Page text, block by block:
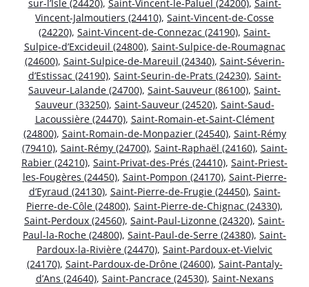
sur-l’Isle (24420), Saint-Vincent-le-Paluel (24200), Saint-
Vincent-Jalmoutiers (24410), Saint-Vincent-de-Cosse
(24220), Saint-Vincent-de-Connezac (24190), Saint-
Sulpice-d’Excideuil (24800), Saint-Sulpice-de-Roumagnac
(24600), Saint-Sulpice-de-Mareuil (24340), Saint-Séverin-
d’Estissac (24190), Saint-Seurin-de-Prats (24230), Saint-
Sauveur-Lalande (24700), Saint-Sauveur (86100), Saint-
Sauveur (33250), Saint-Sauveur (24520), Saint-Saud-
Lacoussière (24470), Saint-Romain-et-Saint-Clément
(24800), Saint-Romain-de-Monpazier (24540), Saint-Rémy
(79410), Saint-Rémy (24700), Saint-Raphaël (24160), Saint-
Rabier (24210), Saint-Privat-des-Prés (24410), Saint-Priest-
les-Fougères (24450), Saint-Pompon (24170), Saint-Pierre-
d’Eyraud (24130), Saint-Pierre-de-Frugie (24450), Saint-
Pierre-de-Côle (24800), Saint-Pierre-de-Chignac (24330),
Saint-Perdoux (24560), Saint-Paul-Lizonne (24320), Saint-
Paul-la-Roche (24800), Saint-Paul-de-Serre (24380), Saint-
Pardoux-la-Rivière (24470), Saint-Pardoux-et-Vielvic
(24170), Saint-Pardoux-de-Drône (24600), Saint-Pantaly-
d’Ans (24640), Saint-Pancrace (24530), Saint-Nexans